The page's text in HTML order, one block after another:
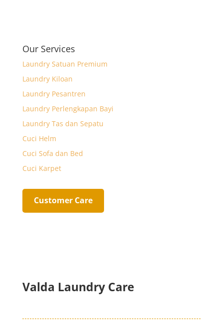
Our Services
Laundry Satuan Premium
Laundry Kiloan
Laundry Pesantren
Laundry Perlengkapan Bayi
Laundry Tas dan Sepatu
Cuci Helm
Cuci Sofa dan Bed
Cuci Karpet
Customer Care
Valda Laundry Care